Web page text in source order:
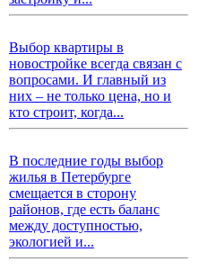
Выбор квартиры в
новостройке всегда связан с
вопросами. И главный из
них – не только цена, но и
кто строит, когда...
В последние годы выбор
жилья в Петербурге
смещается в сторону
районов, где есть баланс
между доступностью,
экологией и...